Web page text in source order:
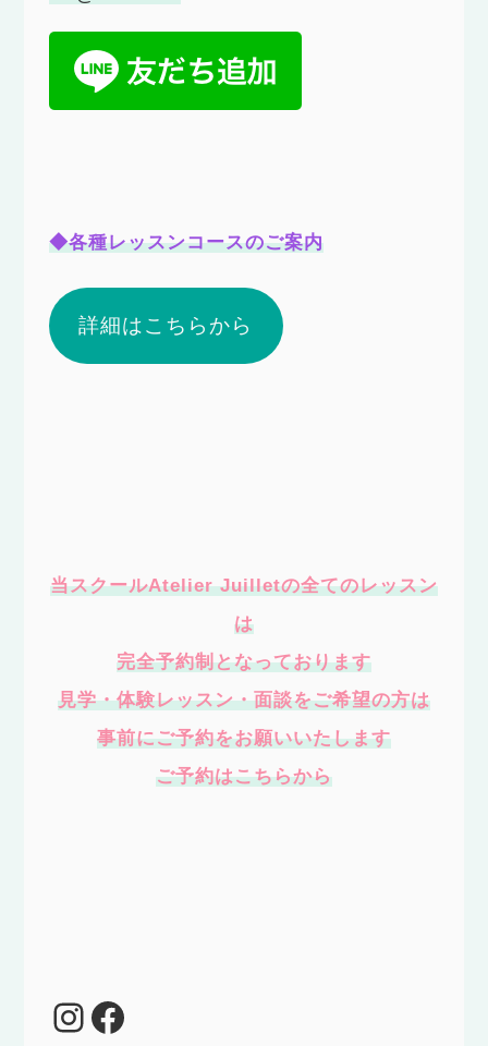
◆各種レッスンコースのご案内
詳細はこちらから
当スクールAtelier Juilletの全てのレッスン
は
完全予約制となっております
見学・体験レッスン・面談をご希望の方は
事前にご予約をお願いいたします
ご予約はこちらから
Instagram
Facebook